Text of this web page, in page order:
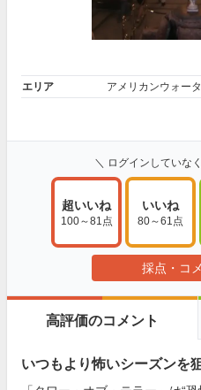
エリア アメリカンウォー
＼ ログインしていな
超いいね
100～81点
いいね
80～61点
採点・コ
高評価のコメント
いつもより怖いシーズンを